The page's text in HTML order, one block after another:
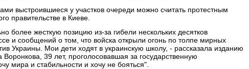
выстроившиеся у участков очереди можно считать протестным
правительстве в Киеве.
более жесткую позицию из-за гибели нескольких десятков
и сообщений о том, что войска открыли огонь по толпе мирных
Украины. Мои дети ходят в украинскую школу, - рассказала изданию
39 лет, проголосовавшая за государственную
мира и стабильности и хочу не бояться".